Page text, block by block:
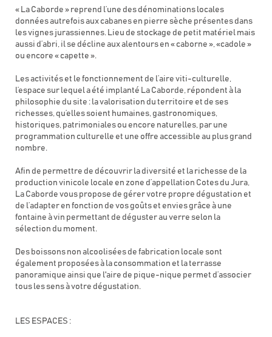
« La Caborde » reprend l’une des dénominations locales
données autrefois aux cabanes en pierre sèche présentes dans
les vignes jurassiennes. Lieu de stockage de petit matériel mais
aussi d’abri, il se décline aux alentours en « caborne », «cadole »
ou encore « capette ».
Les activités et le fonctionnement de l’aire viti-culturelle,
l’espace sur lequel a été implanté La Caborde, répondent à la
philosophie du site : la valorisation du territoire et de ses
richesses, qu’elles soient humaines, gastronomiques,
historiques, patrimoniales ou encore naturelles, par une
programmation culturelle et une offre accessible au plus grand
nombre.
Afin de permettre de découvrir la diversité et la richesse de la
production vinicole locale en zone d’appellation Cotes du Jura,
La Caborde vous propose de gérer votre propre dégustation et
de l’adapter en fonction de vos goûts et envies grâce à une
fontaine à vin permettant de déguster au verre selon la
sélection du moment.
Des boissons non alcoolisées de fabrication locale sont
également proposées à la consommation et la terrasse
panoramique ainsi que l'aire de pique-nique permet d’associer
tous les sens à votre dégustation.
LES ESPACES :